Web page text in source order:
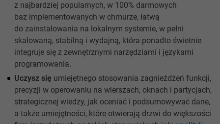
z najbardziej popularnych, w 100% darmowych
baz implementowanych w chmurze, łatwą
do zainstalowania na lokalnym systemie, w pełni
skalowaną, stabilną i wydajną, która ponadto świetnie
integruje się z zewnętrznymi narzędziami i językami
programowania.
Uczysz się umiejętnego stosowania zagnieżdżeń funkcji,
precyzji w operowaniu na wierszach, oknach i partycjach,
strategicznej wiedzy, jak oceniać i podsumowywać dane,
a także umiejętności, które otwierają drzwi do większości